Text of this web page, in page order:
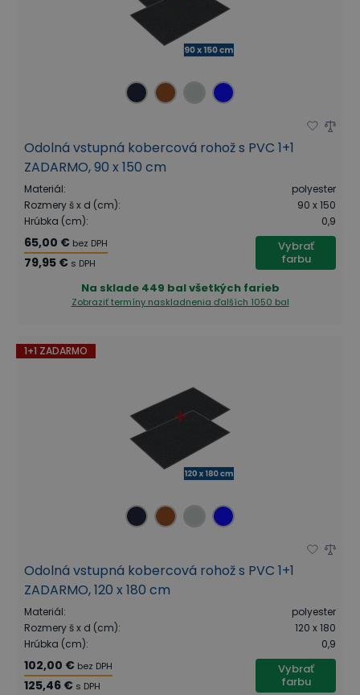
Odolná vstupná kobercová rohož s PVC 1+1
ZADARMO, 90 x 150 cm
Materiál:
polyester
Rozmery š x d (cm):
90 x 150
Hrúbka (cm): 0,9
65,00 € bez DPH
79,95 € s DPH
Vybrať
farbu
Na sklade 449 bal všetkých farieb
Zobraziť termíny naskladnenia ďalších 1050 bal
1+1 ZADARMO
Odolná vstupná kobercová rohož s PVC 1+1
ZADARMO, 120 x 180 cm
Materiál:
polyester
Rozmery š x d (cm):
120 x 180
Hrúbka (cm): 0,9
102,00 € bez DPH
125,46 € s DPH
Vybrať
farbu